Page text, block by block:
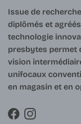
Issue de
diplômés et
technologie
presbytes permet
vision
unifocaux
en magasin et en
FacebookInstagram